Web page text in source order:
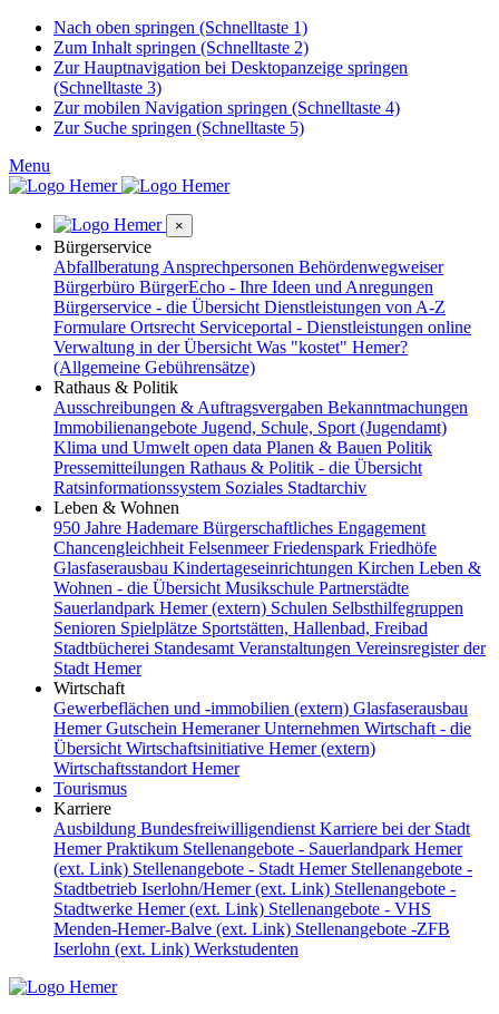
Nach oben springen (Schnelltaste 1)
Zum Inhalt springen (Schnelltaste 2)
Zur Hauptnavigation bei Desktopanzeige springen
(Schnelltaste 3)
Zur mobilen Navigation springen (Schnelltaste 4)
Zur Suche springen (Schnelltaste 5)
Menu
×
Bürgerservice
Abfallberatung Ansprechpersonen Behördenwegweiser
Bürgerbüro BürgerEcho - Ihre Ideen und Anregungen
Bürgerservice - die Übersicht Dienstleistungen von A-Z
Formulare Ortsrecht Serviceportal - Dienstleistungen online
Verwaltung in der Übersicht Was "kostet" Hemer?
(Allgemeine Gebührensätze)
Rathaus & Politik
Ausschreibungen & Auftragsvergaben Bekanntmachungen
Immobilienangebote Jugend, Schule, Sport (Jugendamt)
Klima und Umwelt open data Planen & Bauen Politik
Pressemitteilungen Rathaus & Politik - die Übersicht
Ratsinformationssystem Soziales Stadtarchiv
Leben & Wohnen
950 Jahre Hademare Bürgerschaftliches Engagement
Chancengleichheit FelsenmeerFriedenspark Friedhöfe
Glasfaserausbau Kindertageseinrichtungen Kirchen Leben &
Wohnen - die Übersicht Musikschule Partnerstädte
Sauerlandpark Hemer (extern) Schulen Selbsthilfegruppen
Senioren Spielplätze Sportstätten, Hallenbad, Freibad
Stadtbücherei Standesamt Veranstaltungen Vereinsregister der
Stadt Hemer
Wirtschaft
Gewerbeflächen und -immobilien (extern) Glasfaserausbau
Hemer Gutschein Hemeraner Unternehmen Wirtschaft - die
Übersicht Wirtschaftsinitiative Hemer (extern)
Wirtschaftsstandort Hemer
Tourismus
Karriere
Ausbildung Bundesfreiwilligendienst Karriere bei der Stadt
HemerPraktikum Stellenangebote - Sauerlandpark Hemer
(ext. Link) Stellenangebote - Stadt Hemer Stellenangebote -
Stadtbetrieb Iserlohn/Hemer (ext. Link) Stellenangebote -
Stadtwerke Hemer (ext. Link) Stellenangebote - VHS
Menden-Hemer-Balve (ext. Link) Stellenangebote -ZFB
Iserlohn (ext. Link) Werkstudenten